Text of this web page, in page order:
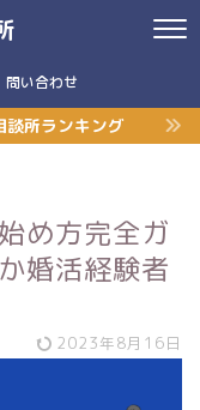
問い合わせ
談所ランキング
め方完全ガ
婚活経験者
2023年8月16日